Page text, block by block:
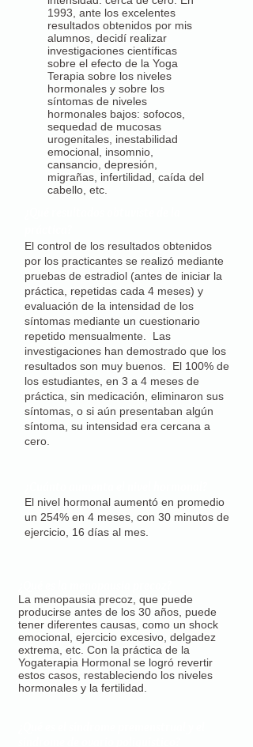
1993, ante los excelentes
resultados obtenidos por mis
alumnos, decidí realizar
investigaciones científicas
sobre el efecto de la Yoga
Terapia sobre los niveles
hormonales y sobre los
síntomas de niveles
hormonales bajos: sofocos,
sequedad de mucosas
urogenitales, inestabilidad
emocional, insomnio,
cansancio, depresión,
migrañas, infertilidad, caída del
cabello, etc.
El control de los resultados obtenidos
por los practicantes se realizó mediante
pruebas de estradiol (antes de iniciar la
práctica, repetidas cada 4 meses) y
evaluación de la intensidad de los
síntomas mediante un cuestionario
repetido mensualmente. Las
investigaciones han demostrado que los
resultados son muy buenos. El 100% de
los estudiantes, en 3 a 4 meses de
práctica, sin medicación, eliminaron sus
síntomas, o si aún presentaban algún
síntoma, su intensidad era cercana a
cero.
El nivel hormonal aumentó en promedio
un 254% en 4 meses, con 30 minutos de
ejercicio, 16 días al mes.
La menopausia precoz, que puede
producirse antes de los 30 años, puede
tener diferentes causas, como un shock
emocional, ejercicio excesivo, delgadez
extrema, etc. Con la práctica de la
Yogaterapia Hormonal se logró revertir
estos casos, restableciendo los niveles
hormonales y la fertilidad.